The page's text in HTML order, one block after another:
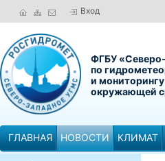
Вход
ФГБУ
по
и мониторингу
окружающей
ГЛАВНАЯ НОВОСТИ КЛИМАТ